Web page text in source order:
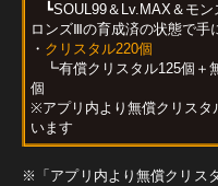
┗SOUL99＆Lv.MAX＆モン
ロンズⅢの育成済の状態で手
・ クリスタル220個
┗有償クリスタル125個＋
個
※アプリ内より無償クリスタ
います
※「アプリ内より無償クリス